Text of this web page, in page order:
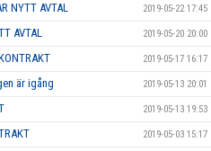
NYTT AVTAL 2019-05-22 17:45
AVTAL 2019-05-20 20:00
2019-05-17 16:17
är igång 2019-05-13 20:01
2019-05-13 19:53
2019-05-03 15:17